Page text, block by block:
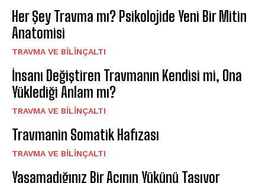
Her Şey Travma mı? Psikolojide Yeni Bir Mitin
Anatomisi
⁠TRAVMA VE BILINÇALTI
İnsanı Değiştiren Travmanın Kendisi mi, Ona
Yüklediği Anlam mı?
⁠TRAVMA VE BILINÇALTI
Travmanin Somatik Hafızası
⁠TRAVMA VE BILINÇALTI
Yaşamadığınız Bir Acının Yükünü Taşıyor